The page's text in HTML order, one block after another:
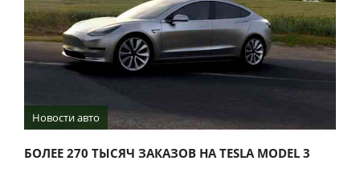
Новости авто
БОЛЕЕ 270 ТЫСЯЧ ЗАКАЗОВ НА TESLA MODEL 3